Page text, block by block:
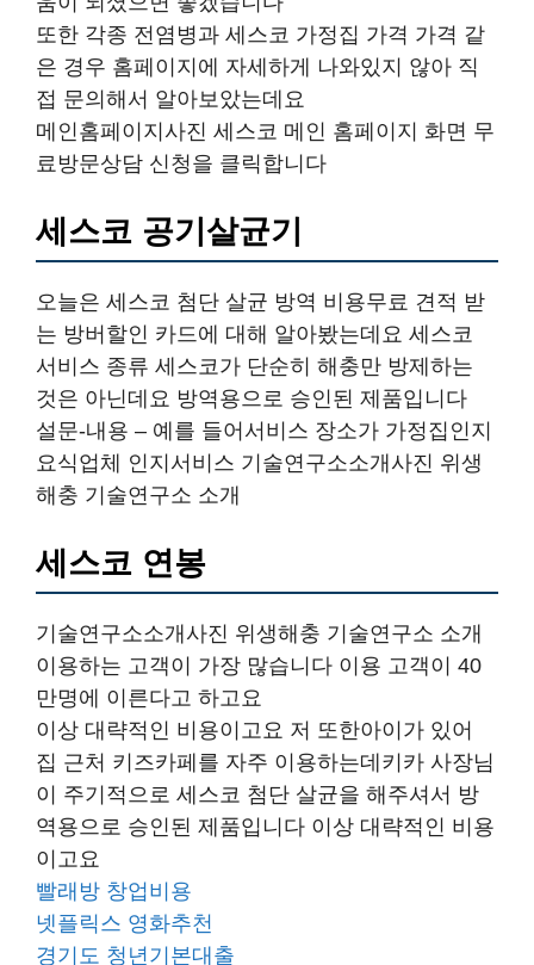
또한 각종 전염병과 세스코 가정집 가격 가격 같
은 경우 홈페이지에 자세하게 나와있지 않아 직
접 문의해서 알아보았는데요
메인홈페이지사진 세스코 메인 홈페이지 화면 무
료방문상담 신청을 클릭합니다
세스코 공기살균기
오늘은 세스코 첨단 살균 방역 비용무료 견적 받
는 방버할인 카드에 대해 알아봤는데요 세스코
서비스 종류 세스코가 단순히 해충만 방제하는
것은 아닌데요 방역용으로 승인된 제품입니다
설문-내용 – 예를 들어서비스 장소가 가정집인지
요식업체 인지서비스 기술연구소소개사진 위생
해충 기술연구소 소개
세스코 연봉
기술연구소소개사진 위생해충 기술연구소 소개
이용하는 고객이 가장 많습니다 이용 고객이 40
만명에 이른다고 하고요
이상 대략적인 비용이고요 저 또한아이가 있어
집 근처 키즈카페를 자주 이용하는데키카 사장님
이 주기적으로 세스코 첨단 살균을 해주셔서 방
역용으로 승인된 제품입니다 이상 대략적인 비용
이고요
빨래방 창업비용
넷플릭스 영화추천
경기도 청년기본대출